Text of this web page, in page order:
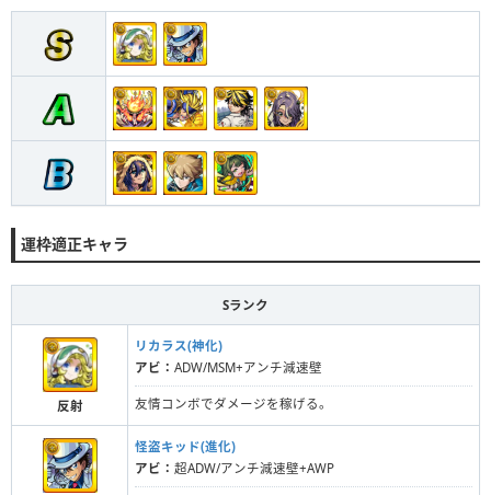
運枠適正キャラ
Sランク
反射
リカラス(神化)
アビ： ADW/MSM+アンチ減速壁
友情コンボでダメージを稼げる。
怪盗キッド(進化)
アビ： 超ADW/アンチ減速壁+AWP